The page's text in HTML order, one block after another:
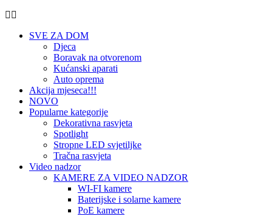
SVE ZA DOM
Djeca
Boravak na otvorenom
Kućanski aparati
Auto oprema
Akcija mjeseca!!!
NOVO
Popularne kategorije
Dekorativna rasvjeta
Spotlight
Stropne LED svjetiljke
Tračna rasvjeta
Video nadzor
KAMERE ZA VIDEO NADZOR
WI-FI kamere
Baterijske i solarne kamere
PoE kamere